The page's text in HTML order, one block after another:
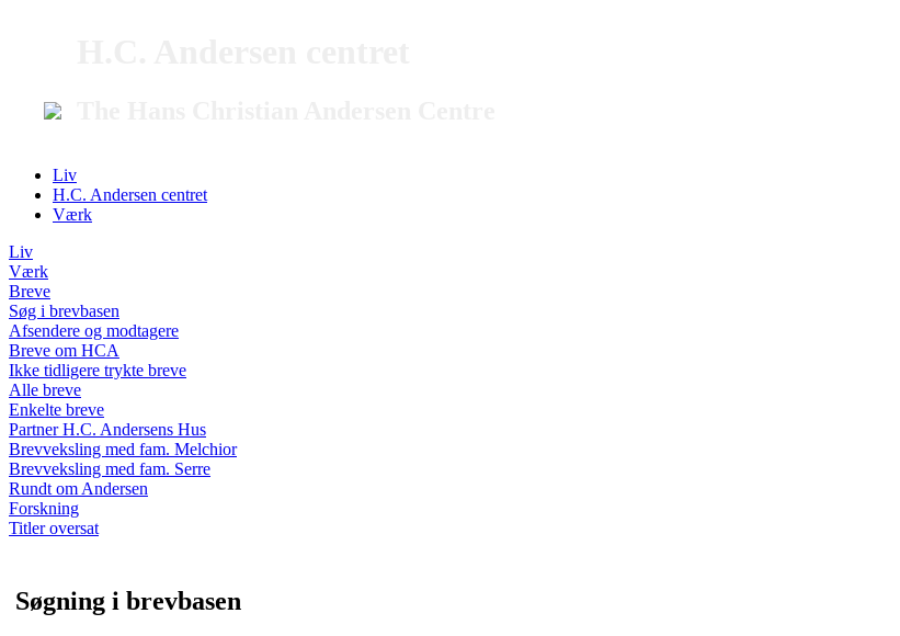
Liv
H.C. Andersen centret
Værk
Liv
Værk
Breve
Søg i brevbasen
Afsendere og modtagere
Breve om HCA
Ikke tidligere trykte breve
Alle breve
Enkelte breve
Partner H.C. Andersens Hus
Brevveksling med fam. Melchior
Brevveksling med fam. Serre
Rundt om Andersen
Forskning
Titler oversat
Søgning i brevbasen